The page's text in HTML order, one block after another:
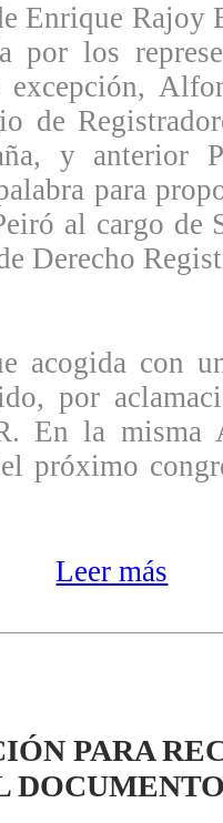
Rajoy
por los
excepción,
de
y anterior
para
al cargo de
Derecho
con
por
En la misma
próximo
Leer más
PARA